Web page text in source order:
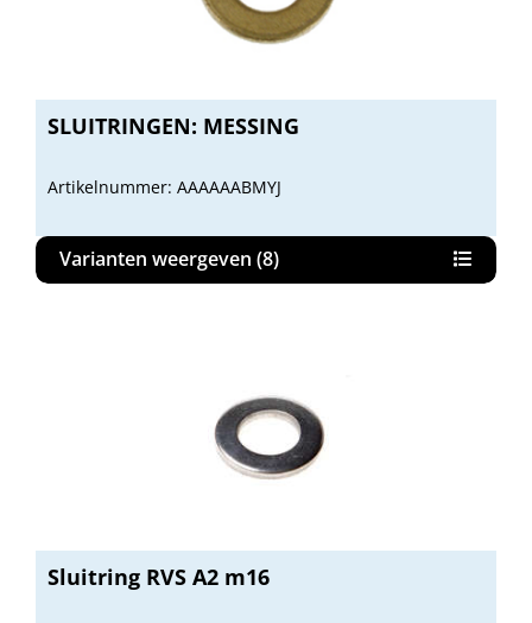
SLUITRINGEN: MESSING
Artikelnummer: AAAAAABMYJ
Varianten weergeven (8)
Sluitring RVS A2 m16